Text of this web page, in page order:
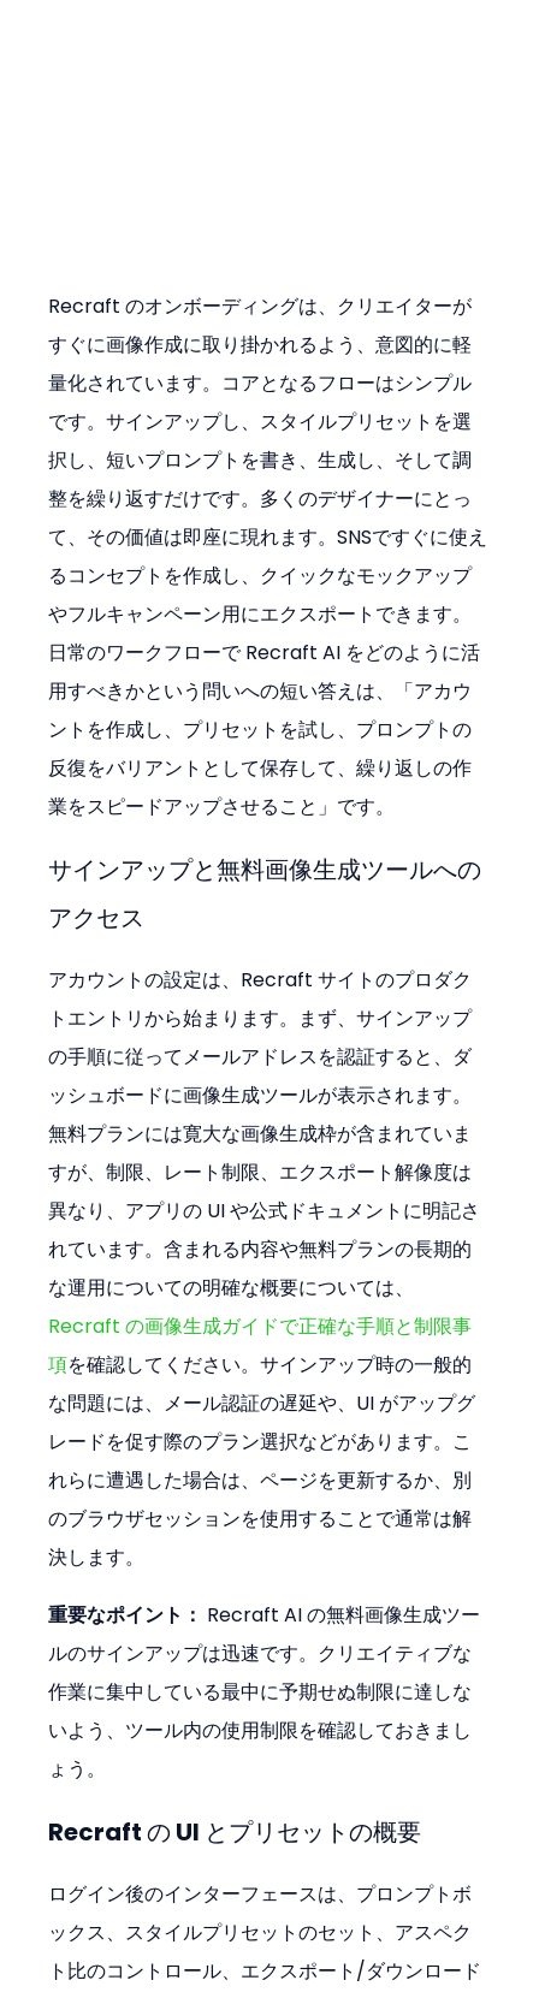
Recraft のオンボーディングは、クリエイターが
すぐに画像作成に取り掛かれるよう、意図的に軽
量化されています。コアとなるフローはシンプル
です。サインアップし、スタイルプリセットを選
択し、短いプロンプトを書き、生成し、そして調
整を繰り返すだけです。多くのデザイナーにとっ
て、その価値は即座に現れます。SNSですぐに使え
るコンセプトを作成し、クイックなモックアップ
やフルキャンペーン用にエクスポートできます。
日常のワークフローで Recraft AI をどのように活
用すべきかという問いへの短い答えは、「アカウ
ントを作成し、プリセットを試し、プロンプトの
反復をバリアントとして保存して、繰り返しの作
業をスピードアップさせること」です。
サインアップと無料画像生成ツールへの
アクセス
アカウントの設定は、Recraft サイトのプロダク
トエントリから始まります。まず、サインアップ
の手順に従ってメールアドレスを認証すると、ダ
ッシュボードに画像生成ツールが表示されます。
無料プランには寛大な画像生成枠が含まれていま
すが、制限、レート制限、エクスポート解像度は
異なり、アプリの UI や公式ドキュメントに明記さ
れています。含まれる内容や無料プランの長期的
な運用についての明確な概要については、
Recraft の画像生成ガイドで正確な手順と制限事
項を確認してください。サインアップ時の一般的
な問題には、メール認証の遅延や、UI がアップグ
レードを促す際のプラン選択などがあります。こ
れらに遭遇した場合は、ページを更新するか、別
のブラウザセッションを使用することで通常は解
決します。
重要なポイント： Recraft AI の無料画像生成ツー
ルのサインアップは迅速です。クリエイティブな
作業に集中している最中に予期せぬ制限に達しな
いよう、ツール内の使用制限を確認しておきまし
ょう。
Recraft の UI とプリセットの概要
ログイン後のインターフェースは、プロンプトボ
ックス、スタイルプリセットのセット、アスペク
ト比のコントロール、エクスポート/ダウンロード